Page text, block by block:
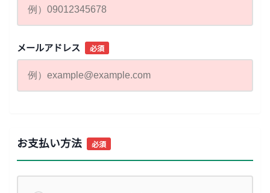
メールアドレス 必須
お支払い方法 必須